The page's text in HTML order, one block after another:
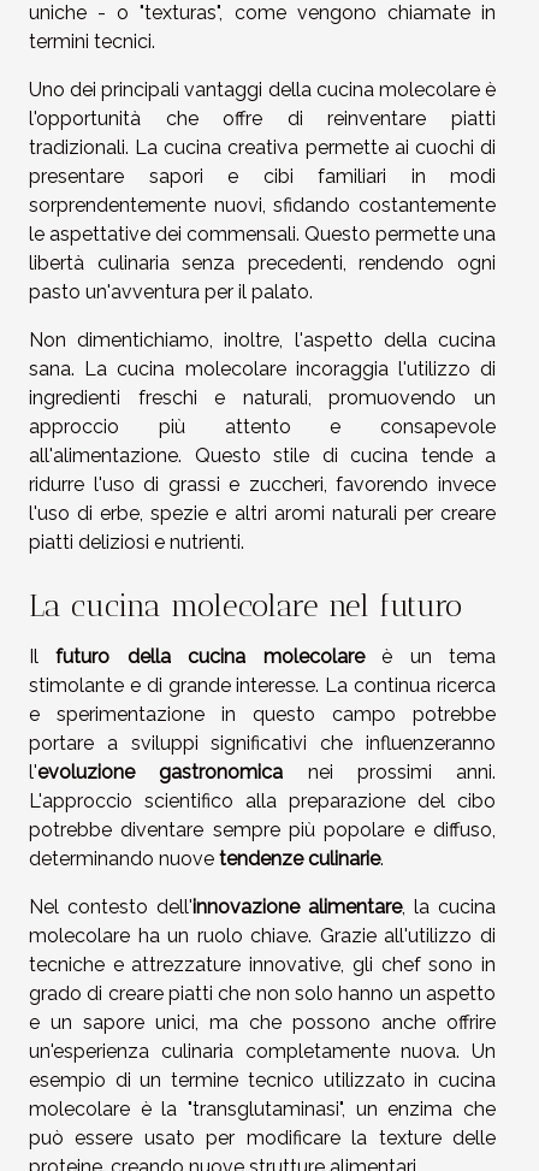
uniche - o "texturas", come vengono chiamate in
termini tecnici.
Uno dei principali vantaggi della cucina molecolare è
l'opportunità che offre di reinventare piatti
tradizionali. La cucina creativa permette ai cuochi di
presentare sapori e cibi familiari in modi
sorprendentemente nuovi, sfidando costantemente
le aspettative dei commensali. Questo permette una
libertà culinaria senza precedenti, rendendo ogni
pasto un'avventura per il palato.
Non dimentichiamo, inoltre, l'aspetto della cucina
sana. La cucina molecolare incoraggia l'utilizzo di
ingredienti freschi e naturali, promuovendo un
approccio più attento e consapevole
all'alimentazione. Questo stile di cucina tende a
ridurre l'uso di grassi e zuccheri, favorendo invece
l'uso di erbe, spezie e altri aromi naturali per creare
piatti deliziosi e nutrienti.
La cucina molecolare nel futuro
Ilfuturo della cucina molecolareè un tema
stimolante e di grande interesse. La continua ricerca
e sperimentazione in questo campo potrebbe
portare a sviluppi significativi che influenzeranno
l'evoluzione gastronomica nei prossimi anni.
L'approccio scientifico alla preparazione del cibo
potrebbe diventare sempre più popolare e diffuso,
determinando nuove tendenze culinarie.
Nel contesto dell'innovazione alimentare, la cucina
molecolare ha un ruolo chiave. Grazie all'utilizzo di
tecniche e attrezzature innovative, gli chef sono in
grado di creare piatti che non solo hanno un aspetto
e un sapore unici, ma che possono anche offrire
un'esperienza culinaria completamente nuova. Un
esempio di un termine tecnico utilizzato in cucina
molecolare è la "transglutaminasi", un enzima che
può essere usato per modificare la texture delle